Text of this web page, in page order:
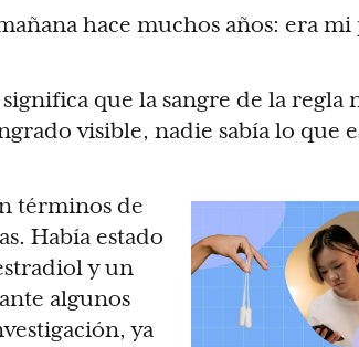
hace muchos años: era
que la sangre de la regla
visible, nadie sabía lo que
términos de
Había estado
y un
algunos
ya